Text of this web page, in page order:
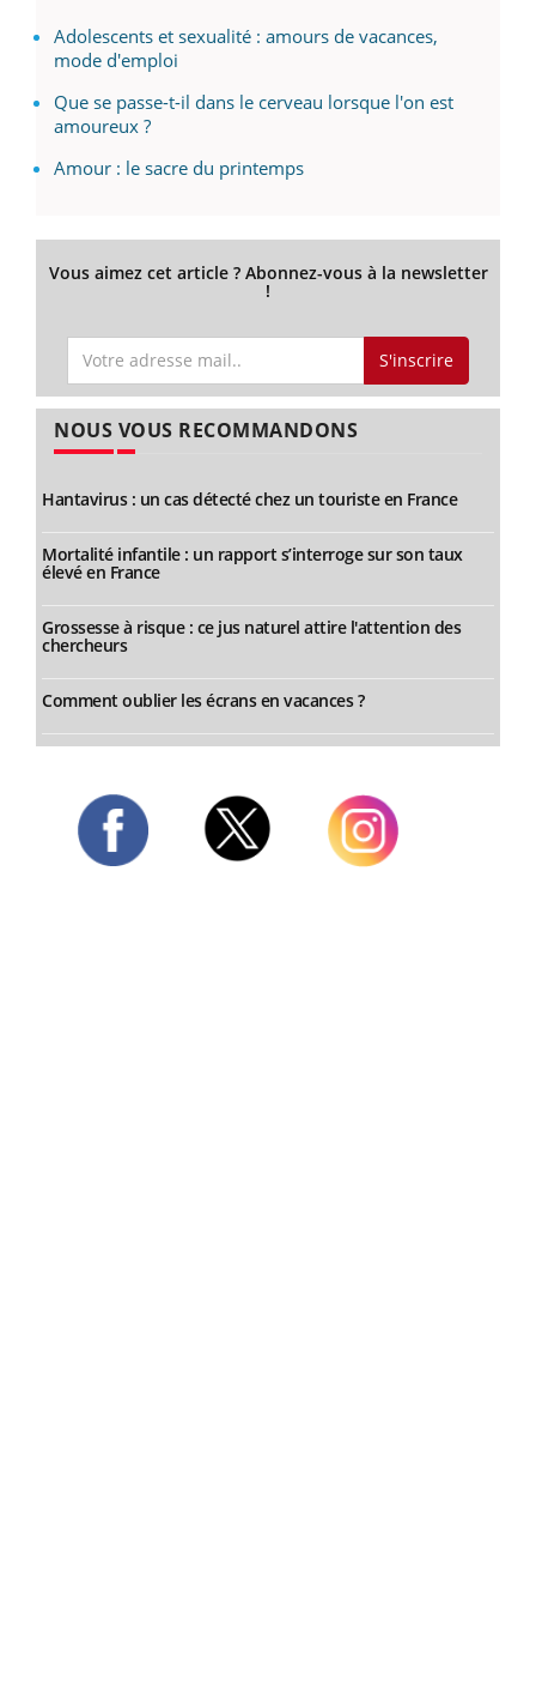
Adolescents et sexualité : amours de vacances,
mode d'emploi
Que se passe-t-il dans le cerveau lorsque l'on est
amoureux ?
Amour : le sacre du printemps
Vous aimez cet article ? Abonnez-vous à la newsletter
!
S'inscrire
NOUS VOUS RECOMMANDONS
Hantavirus : un cas détecté chez un touriste en France
Mortalité infantile : un rapport s’interroge sur son taux
élevé en France
Grossesse à risque : ce jus naturel attire l'attention des
chercheurs
Comment oublier les écrans en vacances ?